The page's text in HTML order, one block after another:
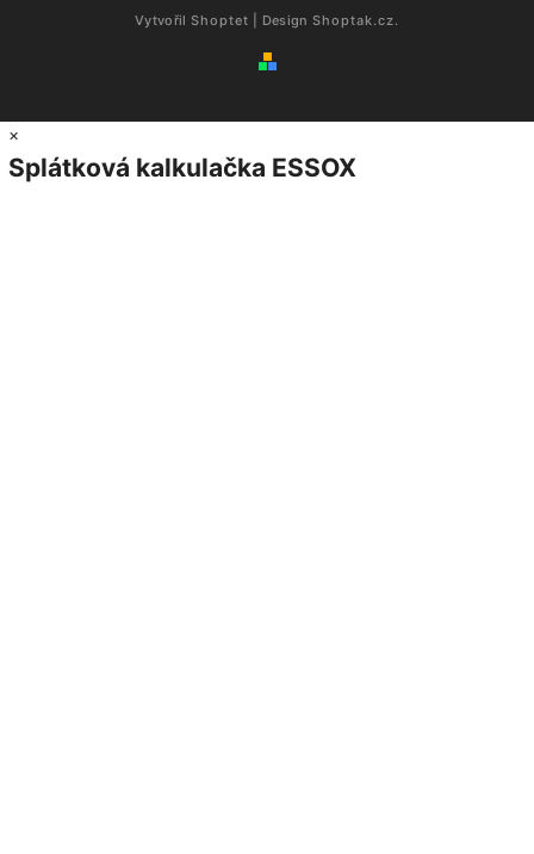
Vytvořil Shoptet | Design Shoptak.cz.
×
Splátková kalkulačka ESSOX